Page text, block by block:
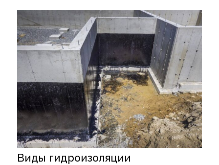
Виды гидроизоляции